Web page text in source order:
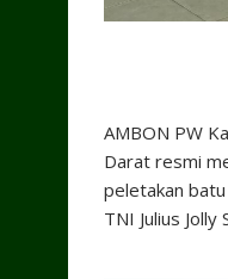
​AMBON PW
Darat resmi
peletakan
TNI Julius